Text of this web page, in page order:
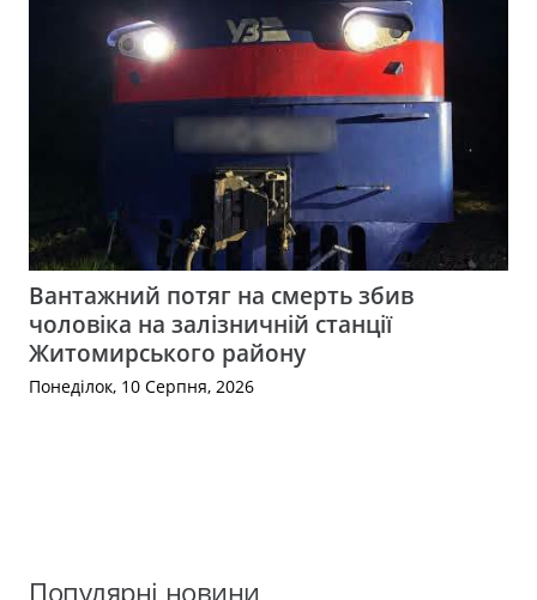
Вантажний потяг на смерть збив
чоловіка на залізничній станції
Житомирського району
Понеділок, 10 Серпня, 2026
Популярні новини